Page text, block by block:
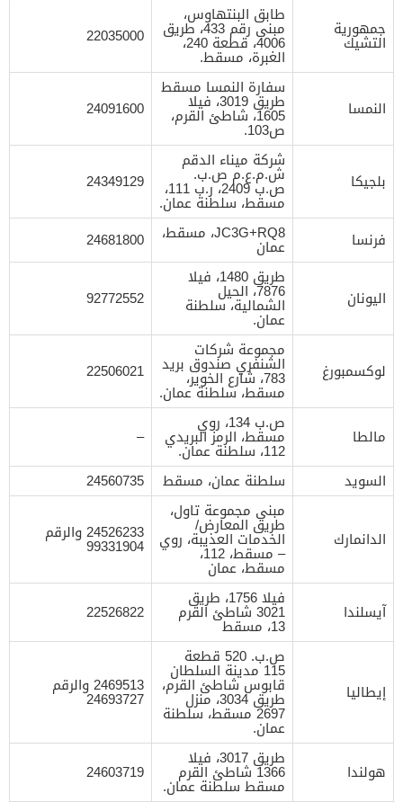
جمهورية
التشيك
طابق البنتهاوس،
مبنى رقم 433، طريق
4006، قطعة 240،
الغبرة، مسقط.
22035000
النمسا
سفارة النمسا مسقط
طريق 3019، فيلا
1605، شاطئ القرم،
ص103.
24091600
بلجيكا
شركة ميناء الدقم
ش.م.ع.م ص.ب.
ص.ب 2409، ر.ب 111،
مسقط، سلطنة عمان.
24349129
فرنسا JC3G+RQ8، مسقط،
عمان 24681800
اليونان
طريق 1480، فيلا
7876، الحيل
الشمالية، سلطنة
عمان.
92772552
لوكسمبورغ
مجموعة شركات
الشنفري صندوق بريد
783، شارع الخوير،
مسقط، سلطنة عمان.
22506021
مالطا
ص.ب 134، روي
مسقط، الرمز البريدي
112، سلطنة عمان.
–
السويد
سلطنة عمان، مسقط 24560735
الدانمارك
مبنى مجموعة تاول،
طريق المعارض/
الخدمات العذيبة، روي
– مسقط، 112،
مسقط، عمان
24526233 والرقم
99331904
آيسلندا
فيلا 1756، طريق
3021 شاطئ القرم
13، مسقط
22526822
إيطاليا
ص.ب. 520 قطعة
115 مدينة السلطان
قابوس شاطئ القرم،
طريق 3034، منزل
2697 مسقط، سلطنة
عمان.
2469513 والرقم
24693727
هولندا
طريق 3017، فيلا
1366 شاطئ القرم
مسقط سلطنة عمان.
24603719